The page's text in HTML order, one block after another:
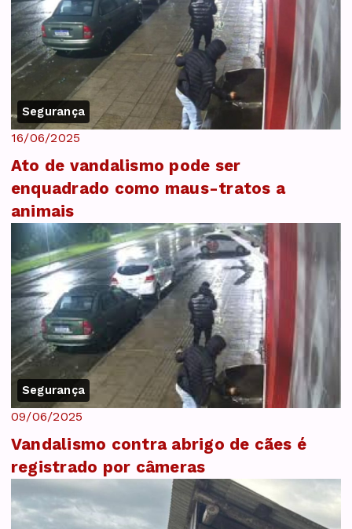
Segurança
16/06/2025
Ato de vandalismo pode ser
enquadrado como maus-tratos a
animais
Segurança
09/06/2025
Vandalismo contra abrigo de cães é
registrado por câmeras